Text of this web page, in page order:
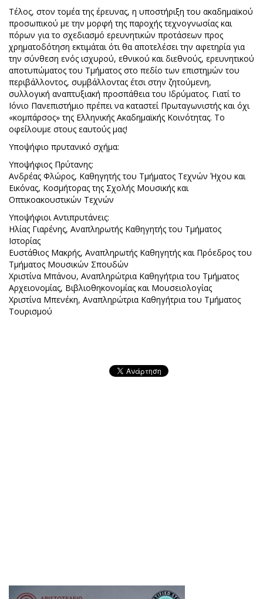
Τέλος, στον τομέα της έρευνας, η υποστήριξη του ακαδημαϊκού
προσωπικού με την μορφή της παροχής τεχνογνωσίας και
πόρων για το σχεδιασμό ερευνητικών προτάσεων προς
χρηματοδότηση εκτιμάται ότι θα αποτελέσει την αφετηρία για
την σύνθεση ενός ισχυρού, εθνικού και διεθνούς, ερευνητικού
αποτυπώματος του Τμήματος στο πεδίο των επιστημών του
περιβάλλοντος, συμβάλλοντας έτσι στην ζητούμενη,
συλλογική αναπτυξιακή προσπάθεια του Ιδρύματος. Γιατί το
Ιόνιο Πανεπιστήμιο πρέπει να καταστεί Πρωταγωνιστής και όχι
«κομπάρσος» της Ελληνικής Ακαδημαϊκής Κοινότητας. Το
οφείλουμε στους εαυτούς μας!
Υποψήφιο πρυτανικό σχήμα:
Υποψήφιος Πρύτανης:
Ανδρέας Φλώρος, Καθηγητής του Τμήματος Τεχνών Ήχου και
Εικόνας, Κοσμήτορας της Σχολής Μουσικής και
Οπτικοακουστικών Τεχνών
Υποψήφιοι Αντιπρυτάνεις:
Ηλίας Γιαρένης, Αναπληρωτής Καθηγητής του Τμήματος
Ιστορίας
Ευστάθιος Μακρής, Αναπληρωτής Καθηγητής και Πρόεδρος του
Τμήματος Μουσικών Σπουδών
Χριστίνα Μπάνου, Αναπληρώτρια Καθηγήτρια του Τμήματος
Αρχειονομίας, Βιβλιοθηκονομίας και Μουσειολογίας
Χριστίνα Μπενέκη, Αναπληρώτρια Καθηγήτρια του Τμήματος
Τουρισμού